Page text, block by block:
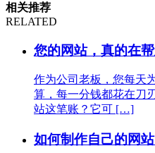
相关推荐
RELATED
您的网站，真的在
作为公司老板，您每天
算，每一分钱都花在刀
站这笔账？它可 […]
如何制作自己的网